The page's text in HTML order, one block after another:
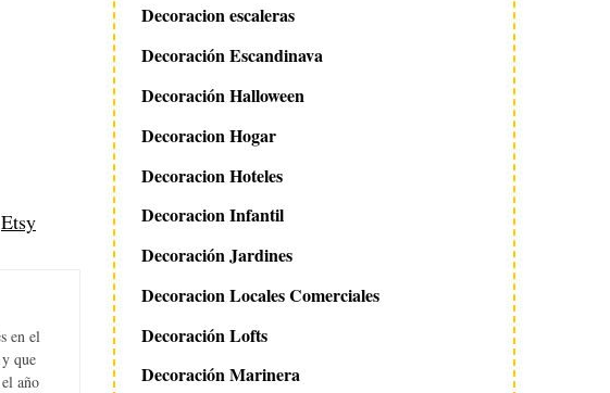
Etsy
en el
que
año
Decoracion escaleras
Decoración Escandinava
Decoración Halloween
Decoracion Hogar
Decoracion Hoteles
Decoracion Infantil
Decoración Jardines
Decoracion Locales Comerciales
Decoración Lofts
Decoración Marinera